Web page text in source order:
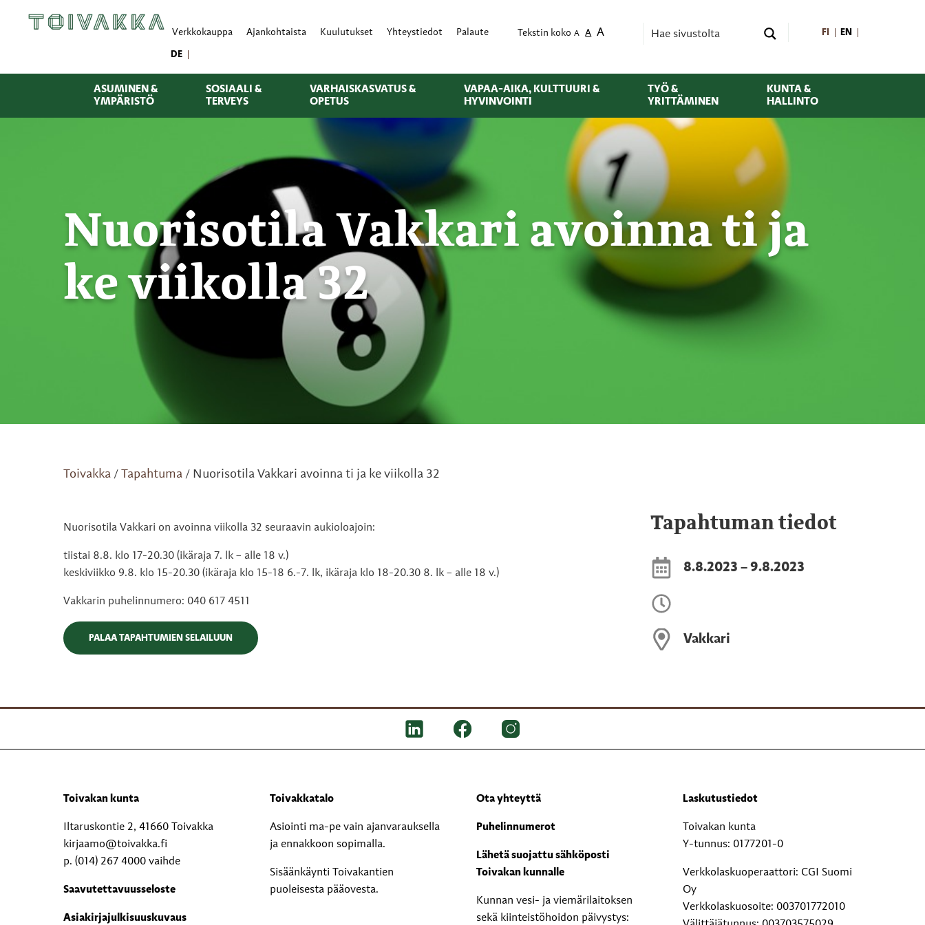
Verkkokauppa Ajankohtaista Kuulutukset Yhteystiedot Palaute Tekstin koko A A A FI EN
DE
ASUMINEN &
YMPÄRISTÖ
SOSIAALI &
TERVEYS
VARHAISKASVATUS &
OPETUS
VAPAA-AIKA, KULTTUURI &
HYVINVOINTI
TYÖ &
YRITTÄMINEN
KUNTA &
HALLINTO
Nuorisotila Vakkari avoinna ti ja
ke viikolla 32
Toivakka / Tapahtuma / Nuorisotila Vakkari avoinna ti ja ke viikolla 32
Nuorisotila Vakkari on avoinna viikolla 32 seuraavin aukioloajoin:
tiistai 8.8. klo 17-20.30 (ikäraja 7. lk – alle 18 v.)
keskiviikko 9.8. klo 15-20.30 (ikäraja klo 15-18 6.-7. lk, ikäraja klo 18-20.30 8. lk – alle 18 v.)
Vakkarin puhelinnumero: 040 617 4511
PALAA TAPAHTUMIEN SELAILUUN
Tapahtuman tiedot
8.8.2023 – 9.8.2023
Vakkari
Toivakan kunta
Iltaruskontie 2, 41660 Toivakka
kirjaamo@toivakka.fi
p. (014) 267 4000 vaihde
Saavutettavuusseloste
Asiakirjajulkisuuskuvaus
Toivakkatalo
Asiointi ma-pe vain ajanvarauksella
ja ennakkoon sopimalla.
Sisäänkäynti Toivakantien
puoleisesta pääovesta.
Ota yhteyttä
Puhelinnumerot
Lähetä suojattu sähköposti
Toivakan kunnalle
Kunnan vesi- ja viemärilaitoksen
sekä kiinteistöhoidon päivystys:
Laskutustiedot
Toivakan kunta
Y-tunnus: 0177201-0
Verkkolaskuoperaattori: CGI Suomi
Oy
Verkkolaskuosoite: 003701772010